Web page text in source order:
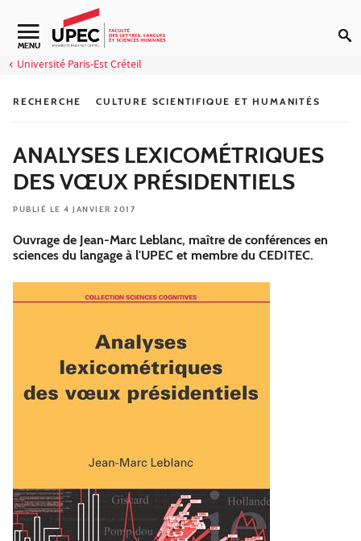
Aller au contenu
Navigation secondaire
MENU
Université Paris-Est Créteil
RECHERCHE CULTURE SCIENTIFIQUE ET HUMANITÉS
ANALYSES LEXICOMÉTRIQUES
DES VŒUX PRÉSIDENTIELS
PUBLIÉ LE 4 JANVIER 2017
Ouvrage de Jean-Marc Leblanc, maître de conférences en
sciences du langage à l'UPEC et membre du CEDITEC.